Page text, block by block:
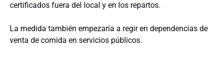
certificados fuera del local y en los repartos.
La medida también empezaría a regir en dependencias de
venta de comida en servicios públicos.